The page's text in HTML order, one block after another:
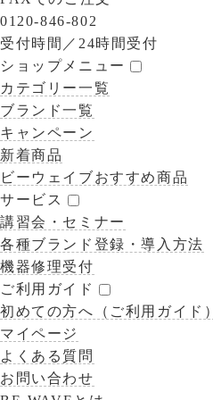
0120-846-802
受付時間／ 24時間受付
ショップメニュー
カテゴリー一覧
ブランド一覧
キャンペーン
新着商品
ビーウェイブおすすめ商品
サービス
講習会・セミナー
各種ブランド登録・導入方法
機器修理受付
ご利用ガイド
初めての方へ（ご利用ガイド）
マイページ
よくある質問
お問い合わせ